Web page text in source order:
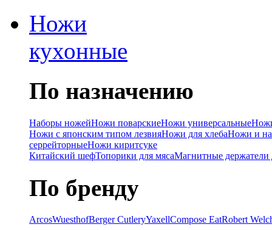
Ножи
кухонные
По назначению
Наборы ножейНожи поварскиеНожи универсальные
Ножи с японским типом лезвияНожи для хлебаНожи и
серрейторныеНожи киритсуке
Китайский шефТопорики для мясаМагнитные держатели
По бренду
ArcosWuesthofBerger CutleryYaxellCompose EatRobert